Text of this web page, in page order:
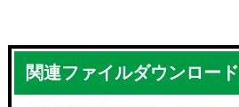
関連ファイルダウンロード